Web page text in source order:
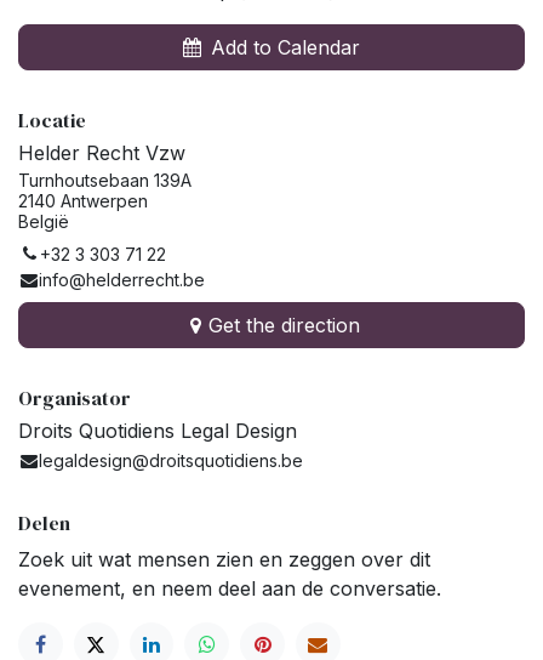
Add to Calendar
Locatie
Helder Recht Vzw
Turnhoutsebaan 139A
2140 Antwerpen
België
+32 3 303 71 22
info@helderrecht.be
Get the direction
Organisator
Droits Quotidiens Legal Design
legaldesign@droitsquotidiens.be
Delen
Zoek uit wat mensen zien en zeggen over dit
evenement, en neem deel aan de conversatie.